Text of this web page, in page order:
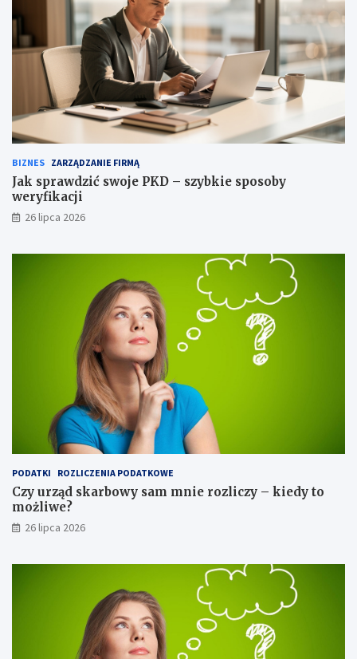
BIZNES ZARZĄDZANIE FIRMĄ
Jak sprawdzić swoje PKD – szybkie sposoby
weryfikacji
26 lipca 2026
PODATKI ROZLICZENIA PODATKOWE
Czy urząd skarbowy sam mnie rozliczy – kiedy to
możliwe?
26 lipca 2026